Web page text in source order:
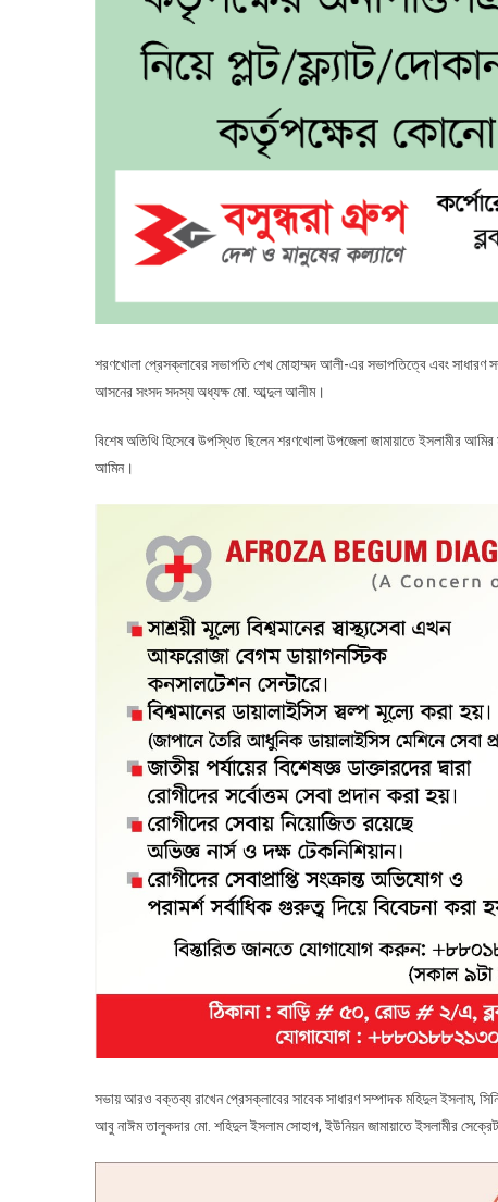
শরণখোলা প্রেসক্লাবের সভাপতি শেখ মোহাম্মদ আলী-এর সভাপতিত্বে এবং সাধারণ
আসনের সংসদ সদস্য অধ্যক্ষ মো. আব্দুল আলীম।
বিশেষ অতিথি হিসেবে উপস্থিত ছিলেন শরণখোলা উপজেলা জামায়াতে ইসলামীর
আমিন।
সভায় আরও বক্তব্য রাখেন প্রেসক্লাবের সাবেক সাধারণ সম্পাদক মহিদুল ইসলাম,
আবু নাঈম তালুকদার মো. শহিদুল ইসলাম সোহাগ, ইউনিয়ন জামায়াতে ইসলামীর